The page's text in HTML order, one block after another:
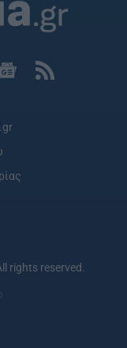
rights reserved.